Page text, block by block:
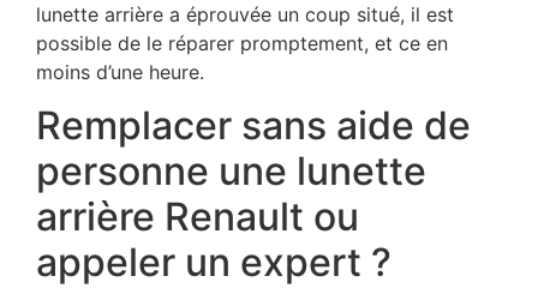
lunette arrière a éprouvée un coup situé, il est
possible de le réparer promptement, et ce en
moins d’une heure.
Remplacer sans aide de
personne une lunette
arrière Renault ou
appeler un expert ?